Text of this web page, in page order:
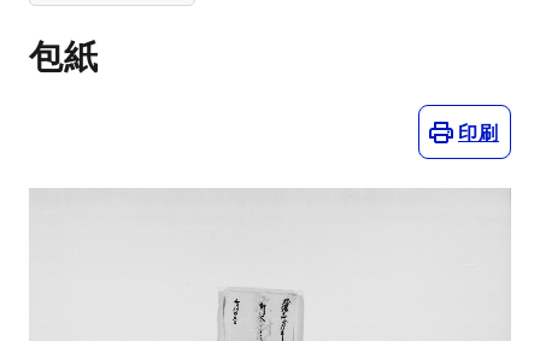
包紙
印刷